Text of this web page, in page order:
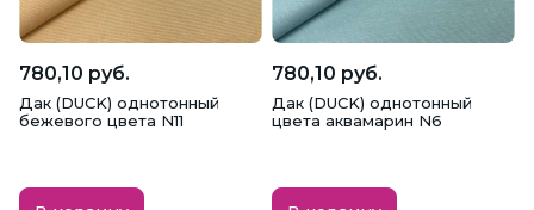
780,10 руб.
Дак (DUCK) однотонный
бежевого цвета N11
780,10 руб.
Дак (DUCK) однотонный
цвета аквамарин N6